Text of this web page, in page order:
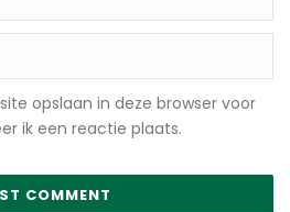
opslaan in deze browser voor
ik een reactie plaats.